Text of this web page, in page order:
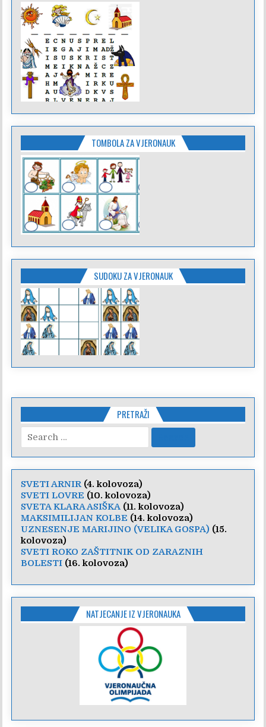
TOMBOLA ZA VJERONAUK
SUDOKU ZA VJERONAUK
PRETRAŽI
Search
for:
SVETI ARNIR(4. kolovoza)
SVETI LOVRE (10. kolovoza)
SVETA KLARA ASIŠKA (11. kolovoza)
MAKSIMILIJAN KOLBE (14. kolovoza)
UZNESENJE MARIJINO (VELIKA GOSPA) (15.
kolovoza)
SVETI ROKO ZAŠTITNIK OD ZARAZNIH
BOLESTI (16. kolovoza)
NATJECANJE IZ VJERONAUKA